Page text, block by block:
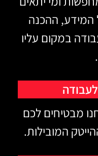
המידע, ההכנה
במקום עליו
מבטיחים לכם
המובילות.